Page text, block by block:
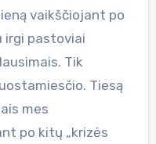
vaikščiojant po
irgi pastoviai
Tik
Tiesą
mes
po kitų „krizės